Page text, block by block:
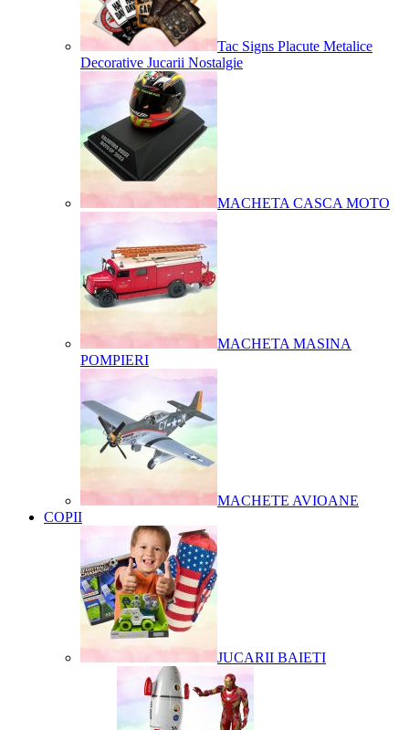
Tac Signs Placute Metalice
Decorative Jucarii Nostalgie
MACHETA CASCA MOTO
MACHETA MASINA
POMPIERI
MACHETE AVIOANE
COPII
JUCARII BAIETI